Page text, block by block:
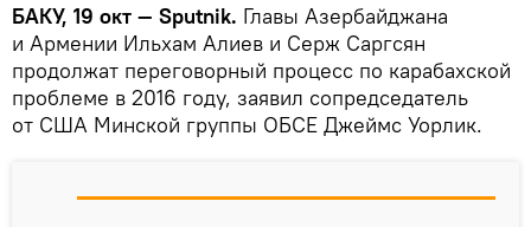
БАКУ, 19 окт — Sputnik. Главы Азербайджана
и Армении Ильхам Алиев и Серж Саргсян
продолжат переговорный процесс по карабахской
проблеме в 2016 году, заявил сопредседатель
от США Минской группы ОБСЕ Джеймс Уорлик.